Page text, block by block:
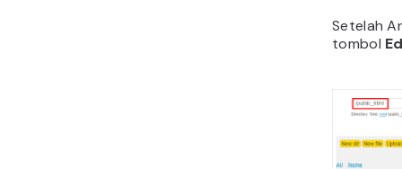
Setelah
tombol